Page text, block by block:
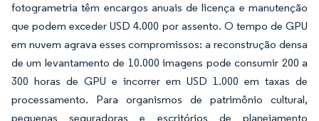
fotogrametria têm encargos anuais de licença e manutenção
que podem exceder USD 4.000 por assento. O tempo de GPU
em nuvem agrava esses compromissos: a reconstrução densa
de um levantamento de 10.000 imagens pode consumir 200 a
300 horas de GPU e incorrer em USD 1.000 em taxas de
processamento. Para organismos de patrimônio cultural,
pequenas seguradoras e escritórios de planejamento